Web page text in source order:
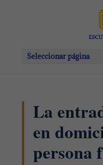
Seleccionar página
La
en
persona